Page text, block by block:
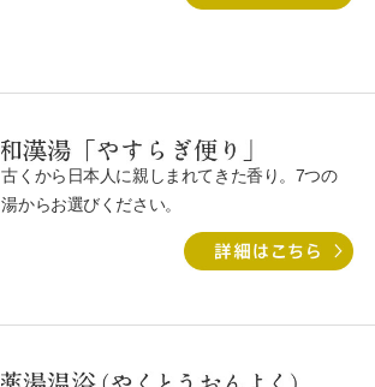
古くから⽇本⼈に親しまれてきた⾹り。7つの
湯からお選びください。